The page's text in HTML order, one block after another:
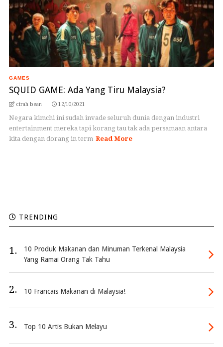
GAMES
SQUID GAME: Ada Yang Tiru Malaysia?
cirah bean 12/10/2021
Negara kimchi ini sudah invade seluruh dunia dengan industri
entertainment mereka tapi korang tau tak ada persamaan antara
kita dengan dorang in term Read More
TRENDING
1.
10 Produk Makanan dan Minuman Terkenal Malaysia
Yang Ramai Orang Tak Tahu
2. 10 Francais Makanan di Malaysia!
3. Top 10 Artis Bukan Melayu